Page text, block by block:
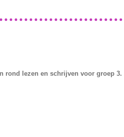
rond lezen en schrijven voor groep 3.